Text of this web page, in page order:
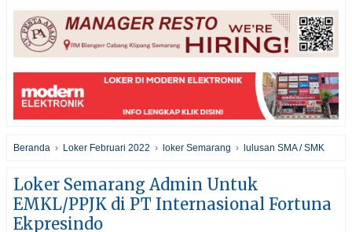
Beranda › Loker Februari 2022 › loker Semarang › lulusan SMA / SMK
Loker Semarang Admin Untuk
EMKL/PPJK di PT Internasional Fortuna
Ekpresindo